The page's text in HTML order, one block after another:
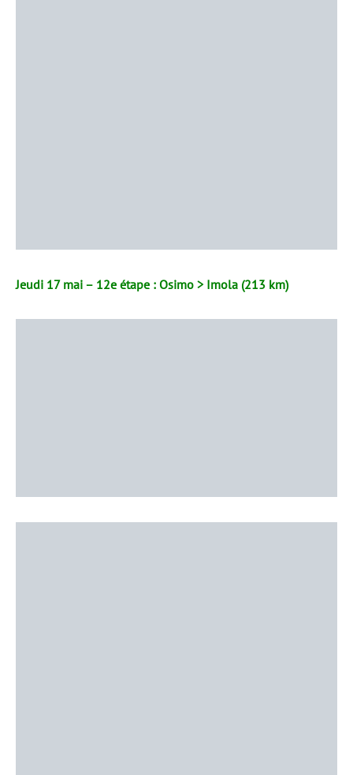
Jeudi 17 mai – 12e étape : Osimo > Imola (213 km)